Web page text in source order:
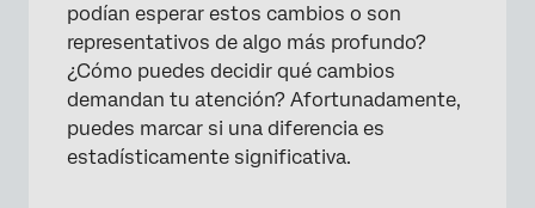
podían esperar estos cambios o son
representativos de algo más profundo?
¿Cómo puedes decidir qué cambios
demandan tu atención? Afortunadamente,
puedes marcar si una diferencia es
estadísticamente significativa.